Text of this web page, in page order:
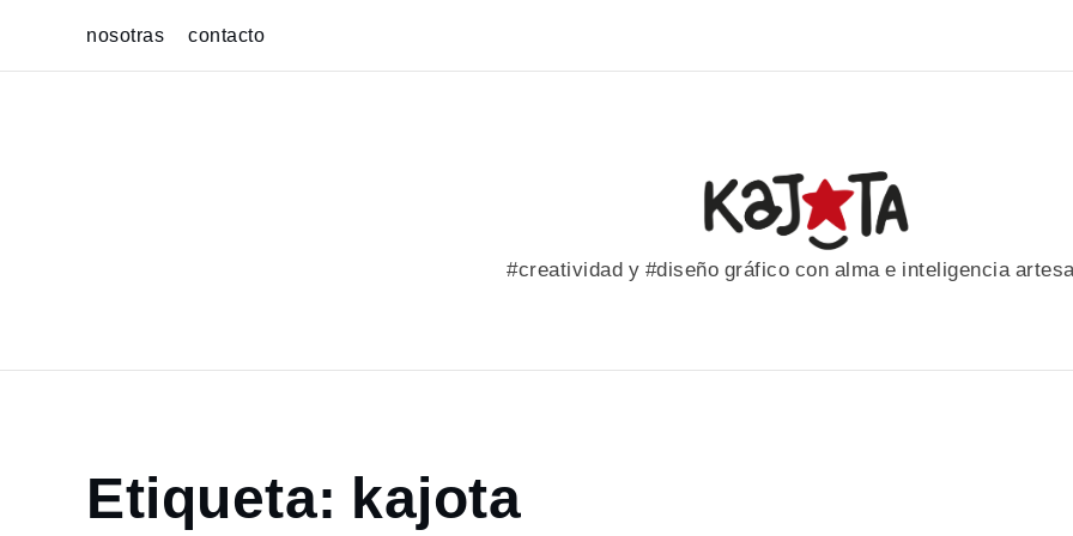
content
nosotras contacto
#creatividad y #diseño gráfico con alma e inteligencia
Home
portfolio
Etiqueta: kajota